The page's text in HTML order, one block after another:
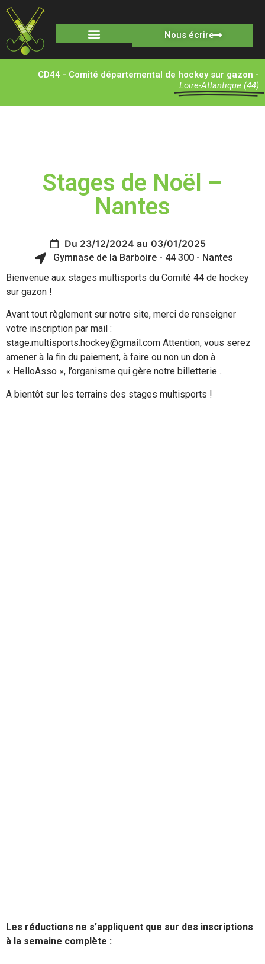
Nous écrire
CD44 - Comité départemental de hockey sur gazon -
Loire-Atlantique (44)
Stages de Noël –
Nantes
Du 23/12/2024 au 03/01/2025
Gymnase de la Barboire - 44 300 - Nantes
Bienvenue aux stages multisports du Comité 44 de hockey
sur gazon !
Avant tout règlement sur notre site, merci de renseigner
votre inscription par mail :
stage.multisports.hockey@gmail.com Attention, vous serez
amener à la fin du paiement, à faire ou non un don à
« HelloAsso », l’organisme qui gère notre billetterie…
A bientôt sur les terrains des stages multisports !
Les réductions ne s’appliquent que sur des inscriptions
à la semaine complète :